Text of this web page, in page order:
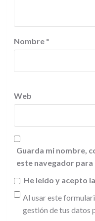
Nombre *
Web
Guarda mi nombre,
este navegador
He leído y acepto la
Al usar este
gestión de tus datos